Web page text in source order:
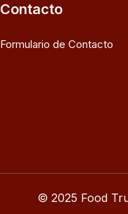
Contacto
Formulario de Contacto
© 2025 Food